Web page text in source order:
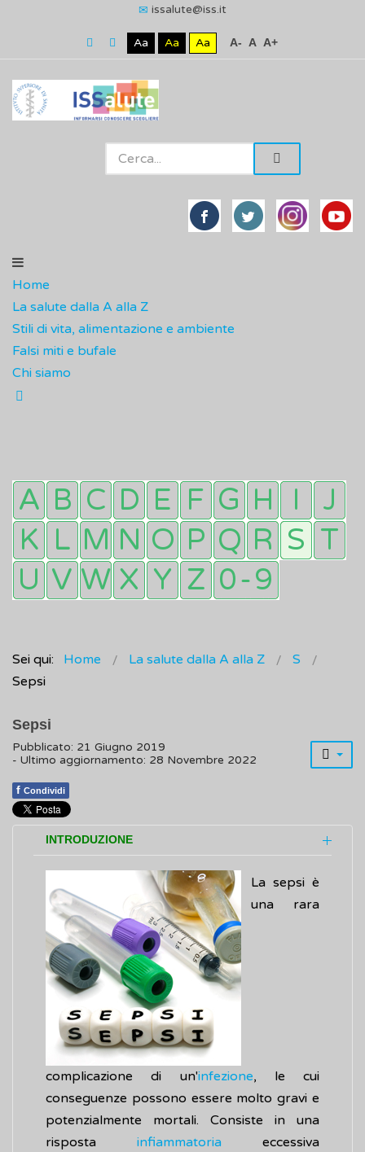
issalute@iss.it
Aa Aa Aa A- A A+
Home
La salute dalla A alla Z
Stili di vita, alimentazione e ambiente
Falsi miti e bufale
Chi siamo
Sei qui: Home La salute dalla A alla Z
S
Sepsi
Sepsi
Pubblicato: 21 Giugno 2019
- Ultimo aggiornamento: 28 Novembre 2022
f Condividi
INTRODUZIONE
La sepsi è
una rara
complicazione di un'infezione, le cui
conseguenze possono essere molto gravi e
potenzialmente mortali. Consiste in una
risposta infiammatoria eccessiva